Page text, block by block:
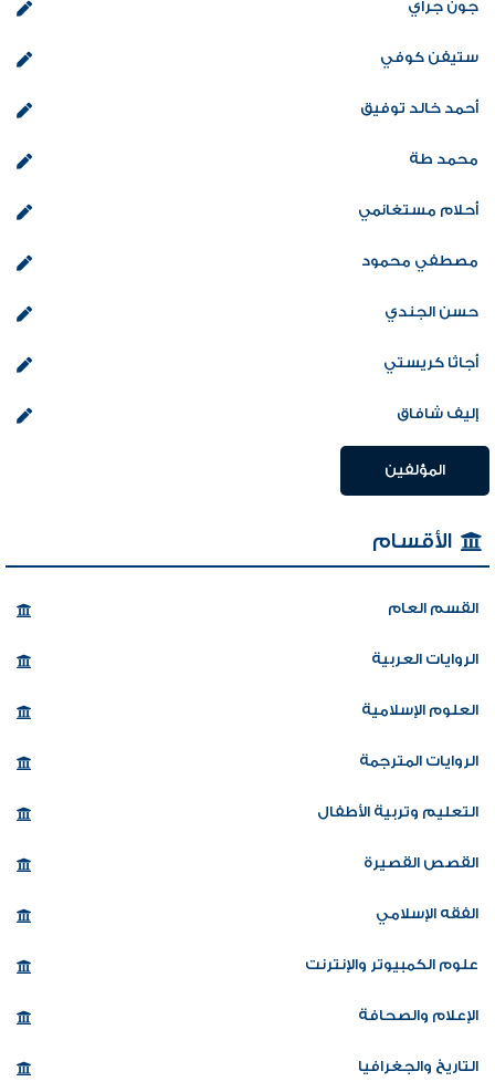
جون جراي
ستيفن كوفي
أحمد خالد توفيق
محمد طة
أحلام مستغانمي
مصطفي محمود
حسن الجندي
أجاثا كريستي
إليف شافاق
المؤلفين
الأقسام
القسم العام
الروايات العربية
العلوم الإسلامية
الروايات المترجمة
التعليم وتربية الأطفال
القصص القصيرة
الفقه الإسلامي
علوم الكمبيوتر والإنترنت
الإعلام والصحافة
التاريخ والجغرافيا